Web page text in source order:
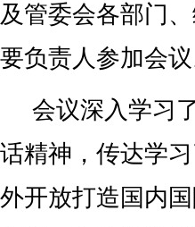
及管委会各部门
要负责人参加会议
会议深入学习
话精神，传达学
外开放打造国内